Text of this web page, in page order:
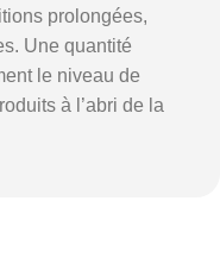
prolongées,
Une quantité
le niveau de
à l’abri de la